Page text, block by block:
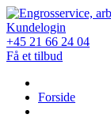
Skip
to
content
Kundelogin
+45 21 66 24 04
Få et tilbud
Forside